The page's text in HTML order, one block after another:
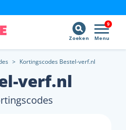
9
Menu
Zoeken
> Kortingscodes Bestel-verf.nl
verf.nl